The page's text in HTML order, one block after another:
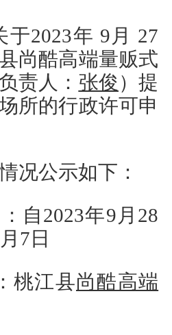
于2023年 9 月 27
尚酷高端量贩式
责人： 张俊）提
所的行政许可申
况公示如下：
自 2023年9 月 28
月 7 日
桃江县尚酷高端